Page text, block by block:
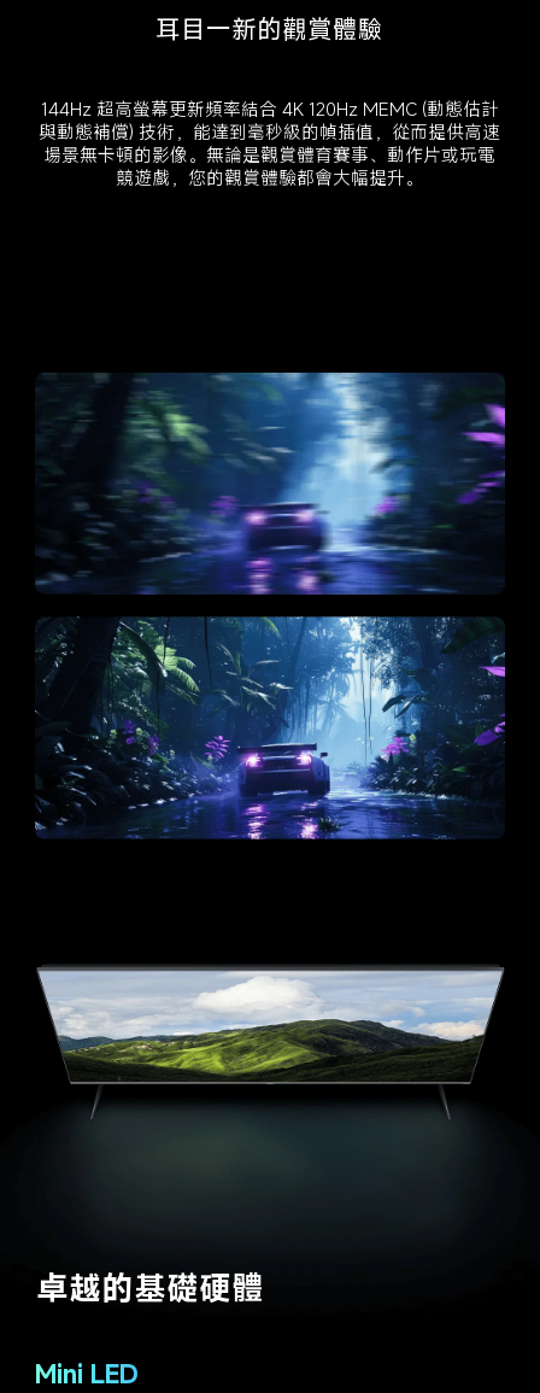
耳目一新的觀賞體驗
144Hz 超高螢幕更新頻率結合 4K 120Hz MEMC (動態估計
與動態補償) 技術，能達到毫秒級的幀插值，從而提供高速
場景無卡頓的影像。無論是觀賞體育賽事、動作片或玩電
競遊戲，您的觀賞體驗都會大幅提升。
卓越的基礎硬體
Mini LED